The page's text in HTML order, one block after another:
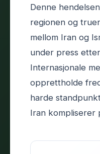
Denne
regionen og
mellom Iran og
under press
Internasjonale
opprettholde
harde
Iran kompliserer